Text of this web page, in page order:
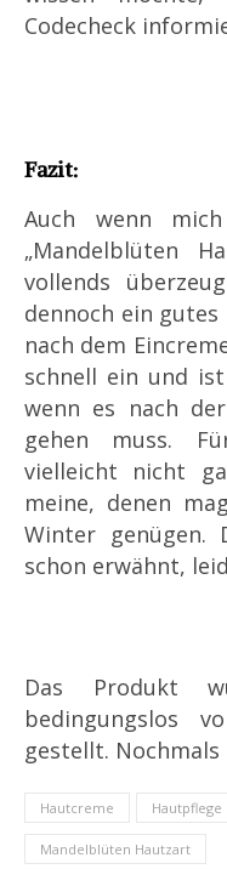
Codecheck
Fazit:
Auch wenn
„Mandelblüten
vollends
dennoch ein
nach dem
schnell ein und
wenn es nach
gehen muss.
vielleicht nicht
meine, denen
Winter
schon erwähnt,
Das Produkt
bedingungslos
gestellt.
Hautcreme Hautpflege
Mandelblüten Hautzart